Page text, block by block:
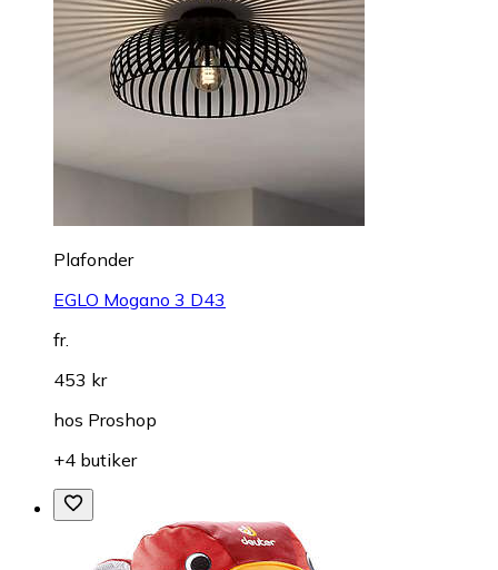
Plafonder
EGLO Mogano 3 D43
fr.
453 kr
hos Proshop
+4 butiker